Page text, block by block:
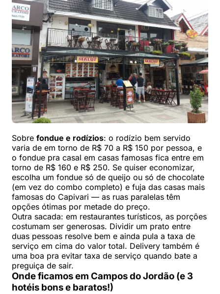
Sobre fondue e rodízios: o rodízio bem servido
varia de em torno de R$ 70 a R$ 150 por pessoa, e
o fondue pra casal em casas famosas fica entre em
torno de R$ 160 e R$ 250. Se quiser economizar,
escolha um fondue só de queijo ou só de chocolate
(em vez do combo completo) e fuja das casas mais
famosas do Capivari — as ruas paralelas têm
opções ótimas por metade do preço.
Outra sacada: em restaurantes turísticos, as porções
costumam ser generosas. Dividir um prato entre
duas pessoas resolve bem e ainda pula a taxa de
serviço em cima do valor total. Delivery também é
uma boa pra evitar taxa de serviço quando bate a
preguiça de sair.
Onde ficamos em Campos do Jordão (e 3
hotéis bons e baratos!)